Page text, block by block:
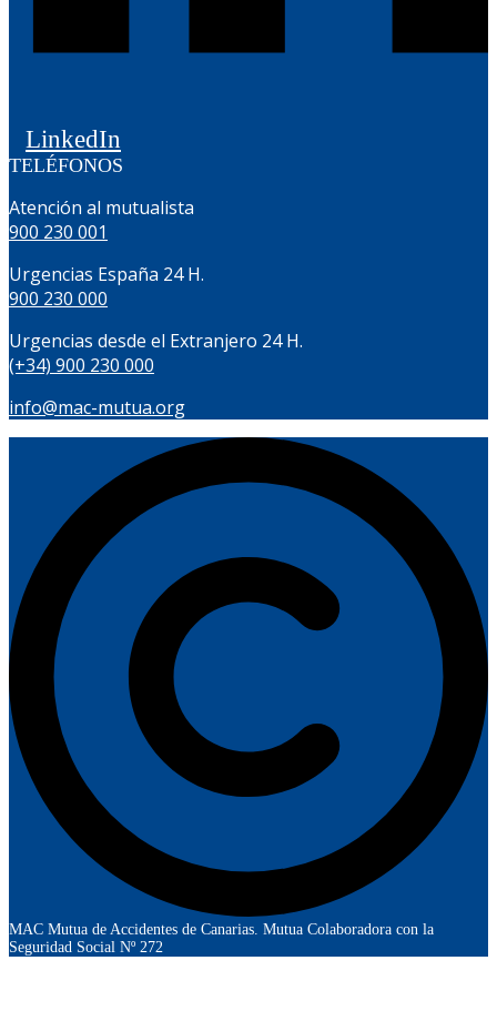
LinkedIn
TELÉFONOS
Atención al mutualista
900 230 001
Urgencias España 24 H.
900 230 000
Urgencias desde el Extranjero 24 H.
(+34) 900 230 000
info@mac-mutua.org
MAC Mutua de Accidentes de Canarias. Mutua Colaboradora con la
Seguridad Social Nº 272